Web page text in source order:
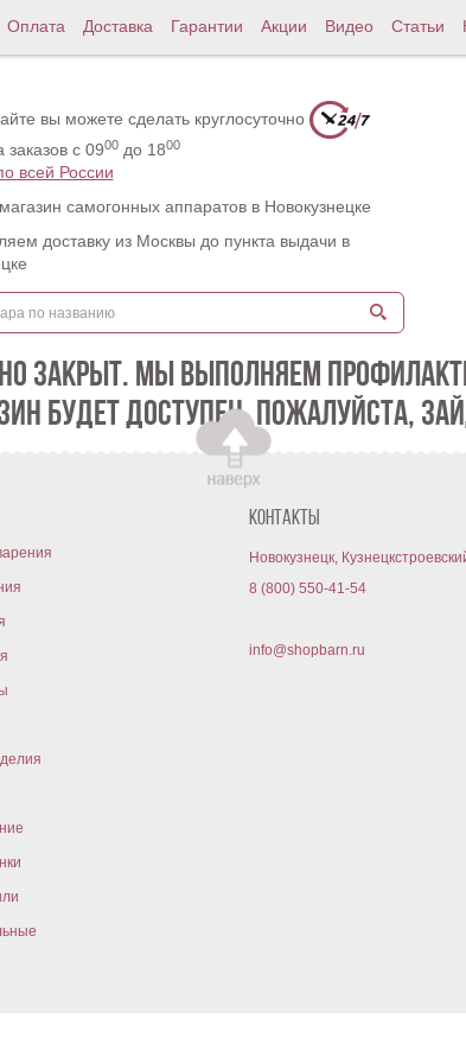
Оплата Доставка Гарантии Акции Видео Статьи
вы можете сделать круглосуточно
заказов с 0900до 1800
всей России
самогонных аппаратов в Новокузнецке
доставку из Москвы до пункта выдачи в
ЗАКРЫТ. МЫ ВЫПОЛНЯЕМ
БУДЕТ ДОСТУПЕН. ПОЖАЛУЙСТА,
Контакты
Новокузнецк,
8 (800) 550-41-54
info@shopbarn.ru